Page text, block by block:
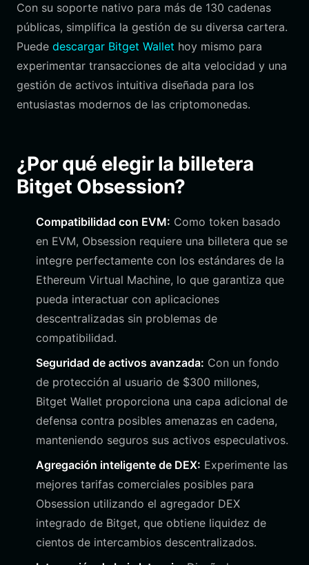
Con su soporte nativo para más de 130 cadenas
públicas, simplifica la gestión de su diversa cartera.
Puede descargar Bitget Wallet hoy mismo para
experimentar transacciones de alta velocidad y una
gestión de activos intuitiva diseñada para los
entusiastas modernos de las criptomonedas.
¿Por qué elegir la billetera
Bitget Obsession?
Compatibilidad con EVM: Como token basado
en EVM, Obsession requiere una billetera que se
integre perfectamente con los estándares de la
Ethereum Virtual Machine, lo que garantiza que
pueda interactuar con aplicaciones
descentralizadas sin problemas de
compatibilidad.
Seguridad de activos avanzada: Con un fondo
de protección al usuario de $300 millones,
Bitget Wallet proporciona una capa adicional de
defensa contra posibles amenazas en cadena,
manteniendo seguros sus activos especulativos.
Agregación inteligente de DEX: Experimente las
mejores tarifas comerciales posibles para
Obsession utilizando el agregador DEX
integrado de Bitget, que obtiene liquidez de
cientos de intercambios descentralizados.